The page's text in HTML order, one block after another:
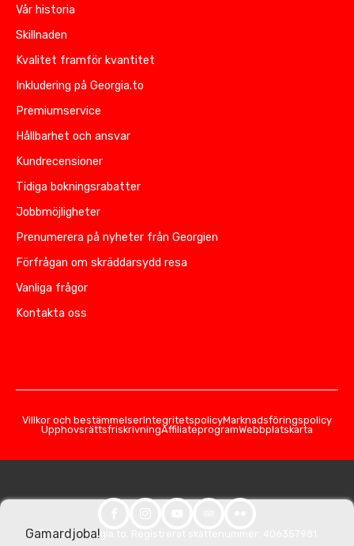
Vår historia
Skillnaden
Kvalitet framför kvantitet
Inkludering på Georgia.to
Premiumservice
Hållbarhet och ansvar
Kundrecensioner
Tidiga bokningsrabatter
Jobbmöjligheter
Prenumerera på nyheter från Georgien
Förfrågan om skräddarsydd resa
Vanliga frågor
Kontakta oss
Villkor och bestämmelserIntegritetspolicyMarknadsföringspolicy
UpphovsrättsfriskrivningAffiliateprogramWebbplatskarta
© 2026 Georgia.to. Registrerat skattenummer: 406357981
Gamardjoba!